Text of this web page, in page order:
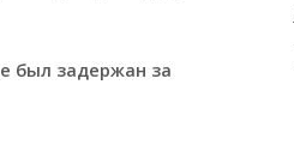
был задержан за